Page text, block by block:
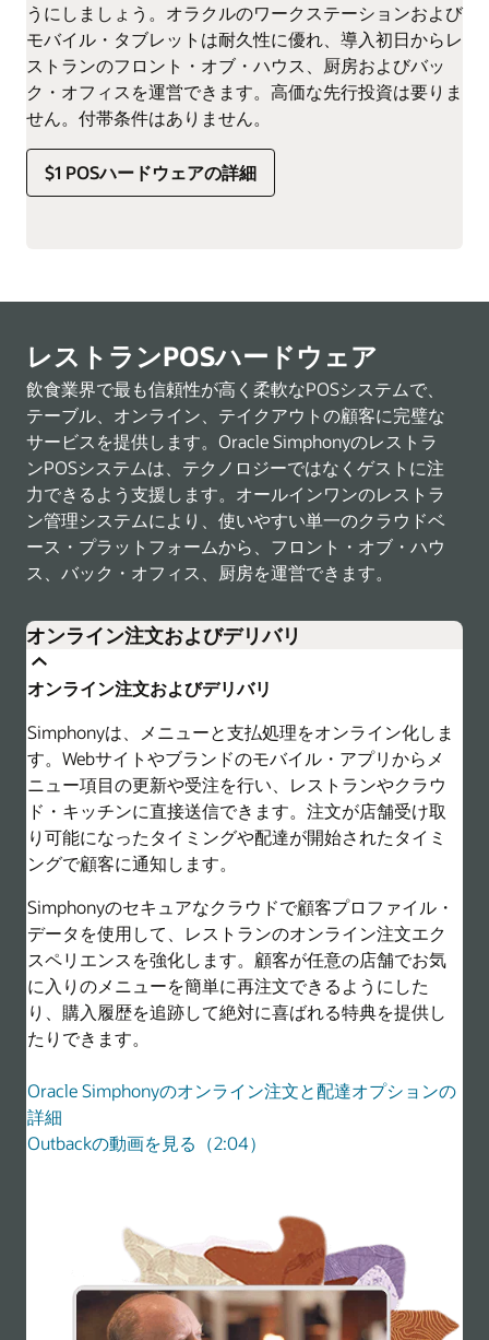
うにしましょう。オラクルのワークステーションおよび
モバイル・タブレットは耐久性に優れ、導入初日からレ
ストランのフロント・オブ・ハウス、厨房およびバッ
ク・オフィスを運営できます。高価な先行投資は要りま
せん。付帯条件はありません。
$1 POSハードウェアの詳細
レストランPOSハードウェア
飲食業界で最も信頼性が高く柔軟なPOSシステムで、
テーブル、オンライン、テイクアウトの顧客に完璧な
サービスを提供します。Oracle Simphonyのレストラ
ンPOSシステムは、テクノロジーではなくゲストに注
力できるよう支援します。オールインワンのレストラ
ン管理システムにより、使いやすい単一のクラウドベ
ース・プラットフォームから、フロント・オブ・ハウ
ス、バック・オフィス、厨房を運営できます。
オンライン注文およびデリバリ
オンライン注文およびデリバリ
Simphonyは、メニューと支払処理をオンライン化しま
す。Webサイトやブランドのモバイル・アプリからメ
ニュー項目の更新や受注を行い、レストランやクラウ
ド・キッチンに直接送信できます。注文が店舗受け取
り可能になったタイミングや配達が開始されたタイミ
ングで顧客に通知します。
Simphonyのセキュアなクラウドで顧客プロファイル・
データを使用して、レストランのオンライン注文エク
スペリエンスを強化します。顧客が任意の店舗でお気
に入りのメニューを簡単に再注文できるようにした
り、購入履歴を追跡して絶対に喜ばれる特典を提供し
たりできます。
Oracle Simphonyのオンライン注文と配達オプションの
詳細
Outbackの動画を見る（2:04）